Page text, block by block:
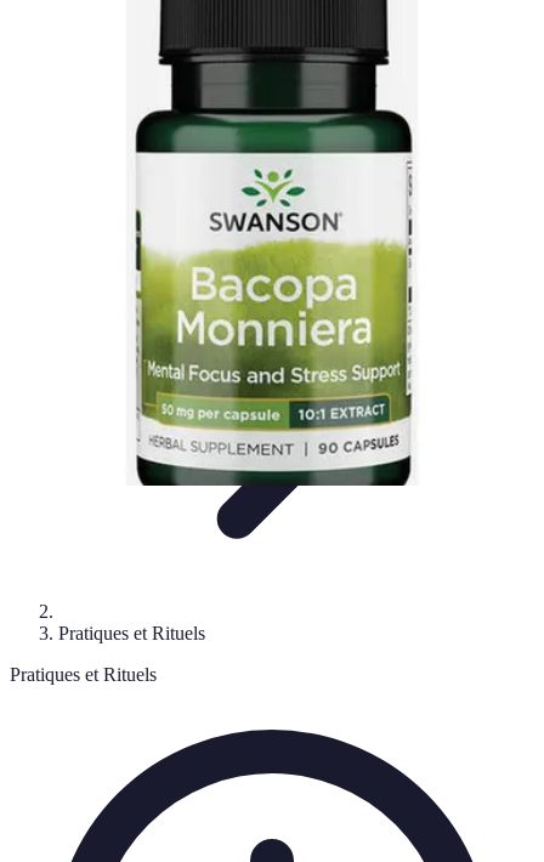
Santé et Bien-être
Plantes et Remèdes
Santé Ayurvédique
Pratiques et Rituels
Pratiques et Rituels